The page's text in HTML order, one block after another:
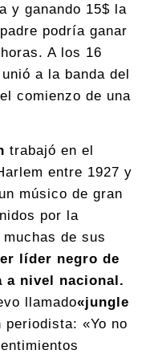
y ganando 15$ la
podría ganar
A los 16
a la banda del
comienzo de una
trabajó en el
entre 1927 y
músico de gran
por la
de sus
líder negro de
a nivel nacional.
llamado«jungle
«Yo no